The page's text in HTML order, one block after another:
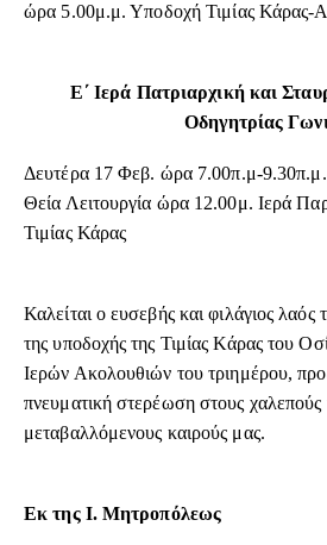
ώρα 5.00μ.μ. Υποδοχή Τιμίας Κάρας-
Ε΄ Ιερά Πατριαρχική και
Οδηγητρίας
Δευτέρα 17 Φεβ. ώρα 7.00π.μ-9.30π.μ.
Θεία Λειτουργία ώρα 12.00μ. Ιερά
Τιμίας Κάρας
Καλείται ο ευσεβής και φιλάγιος
της υποδοχής της Τιμίας Κάρας του
Ιερών Ακολουθιών του τριημέρου,
πνευματική στερέωση στους χαλεπούς
μεταβαλλόμενους καιρούς μας.
Εκ της Ι. Μητροπόλεως